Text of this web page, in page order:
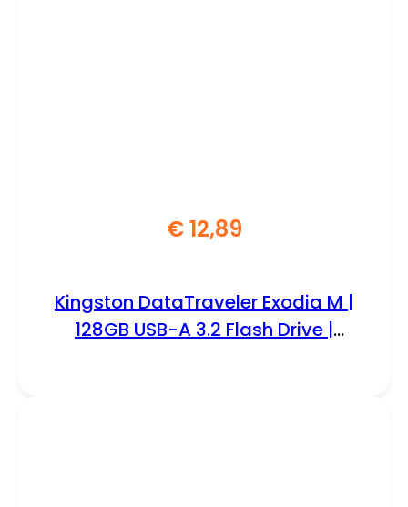
€12,89
Kingston DataTraveler Exodia M |
128GB USB-A 3.2 Flash Drive |